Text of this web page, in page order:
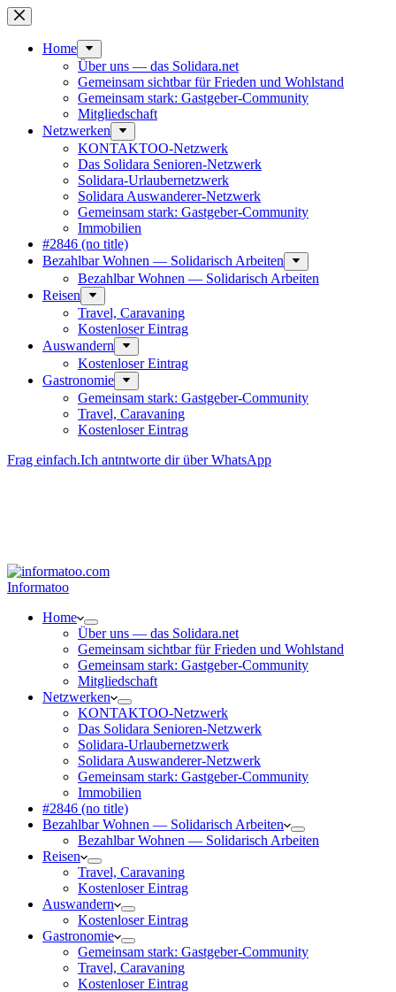
Skip
to
contentHome
Über uns — das Solidara.net
Gemeinsam sichtbar für Frieden und Wohlstand
Gemeinsam stark: Gastgeber-Community
Mitglied­schaft
Netzwerken
KONTAKTOO-Netzwerk
Das Solidara Senioren-Netzwerk
Solidara-Urlau­­ber­­netzwerk
Solidara Auswan­­derer-Netzwerk
Gemeinsam stark: Gastgeber-Community
Immobilien
#2846 (no title)
Bezahlbar Wohnen — Solida­risch Arbeiten
Bezahlbar Wohnen — Solida­risch Arbeiten
Reisen
Travel, Caravaning
Kosten­loser Eintrag
Auswandern
Kosten­loser Eintrag
Gastro­nomie
Gemeinsam stark: Gastgeber-Community
Travel, Caravaning
Kosten­loser Eintrag
Frag einfach.Ich antntworte dir über WhatsApp
Informatoo
Home
Über uns — das Solidara.net
Gemeinsam sichtbar für Frieden und Wohlstand
Gemeinsam stark: Gastgeber-Community
Mitglied­schaft
Netzwerken
KONTAKTOO-Netzwerk
Das Solidara Senioren-Netzwerk
Solidara-Urlau­­ber­­netzwerk
Solidara Auswan­­derer-Netzwerk
Gemeinsam stark: Gastgeber-Community
Immobilien
#2846 (no title)
Bezahlbar Wohnen — Solida­risch Arbeiten
Bezahlbar Wohnen — Solida­risch Arbeiten
Reisen
Travel, Caravaning
Kosten­loser Eintrag
Auswandern
Kosten­loser Eintrag
Gastro­nomie
Gemeinsam stark: Gastgeber-Community
Travel, Caravaning
Kosten­loser Eintrag